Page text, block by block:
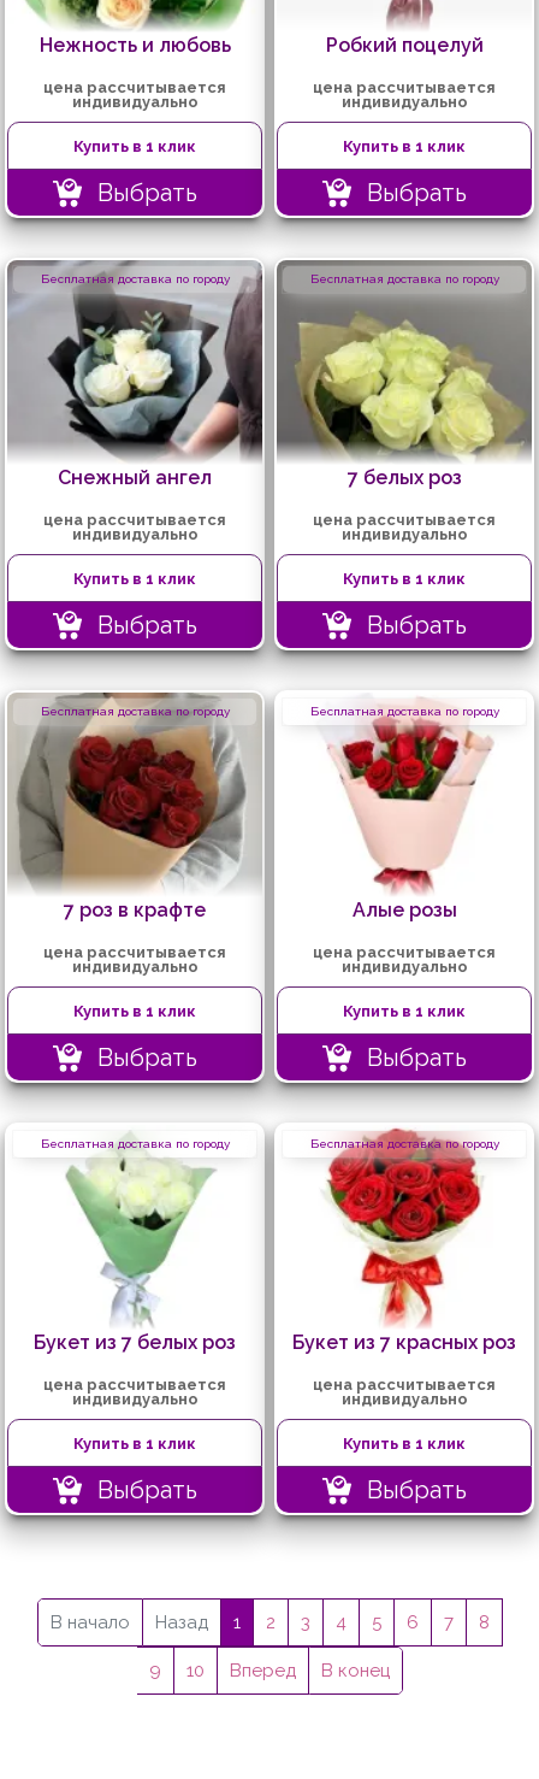
Нежность и любовь
цена рассчитывается
индивидуально
Купить в 1 клик
Выбрать
Робкий поцелуй
цена рассчитывается
индивидуально
Купить в 1 клик
Выбрать
Бесплатная доставка по городу
Снежный ангел
цена рассчитывается
индивидуально
Купить в 1 клик
Выбрать
Бесплатная доставка по городу
7 белых роз
цена рассчитывается
индивидуально
Купить в 1 клик
Выбрать
Бесплатная доставка по городу
7 роз в крафте
цена рассчитывается
индивидуально
Купить в 1 клик
Выбрать
Бесплатная доставка по городу
Алые розы
цена рассчитывается
индивидуально
Купить в 1 клик
Выбрать
Бесплатная доставка по городу
Букет из 7 белых роз
цена рассчитывается
индивидуально
Купить в 1 клик
Выбрать
Бесплатная доставка по городу
Букет из 7 красных роз
цена рассчитывается
индивидуально
Купить в 1 клик
Выбрать
В начало Назад 1 2 3 4 5 6 7 8
9 10 Вперед В конец